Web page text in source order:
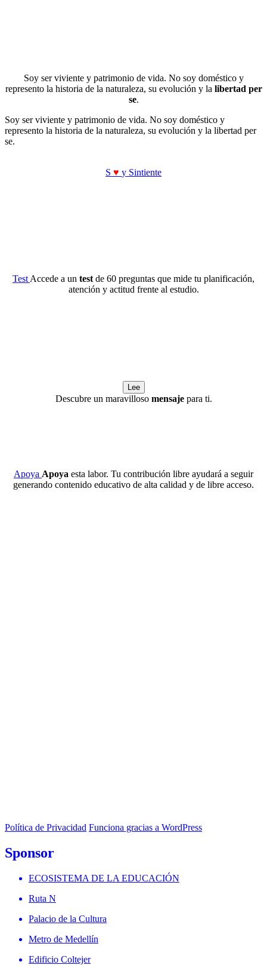
Soy ser viviente y patrimonio de vida. No soy doméstico y
represento la historia de la naturaleza, su evolución y la libertad per
se.
Soy ser viviente y patrimonio de vida. No soy doméstico y
represento la historia de la naturaleza, su evolución y la libertad per
se.
S ♥ y Sintiente
Test Accede a un test de 60 preguntas que mide tu planificación,
atención y actitud frente al estudio.
Lee
Descubre un maravilloso mensajepara ti.
Apoya Apoya esta labor. Tu contribución libre ayudará a seguir
generando contenido educativo de alta calidad y de libre acceso.
Política de Privacidad Funciona gracias a WordPress
Sponsor
ECOSISTEMA DE LA EDUCACIÓN
Ruta N
Palacio de la Cultura
Metro de Medellín
Edificio Coltejer